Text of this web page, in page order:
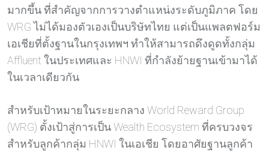
มากขึ้น ที่สำคัญจากการวางตำแหน่งระดับภูมิภาค โดย
WRG ไม่ได้มองตัวเองเป็นบริษัทไทย แต่เป็นแพลตฟอร์ม
เอเชียที่ตั้งฐานในกรุงเทพฯ ทำให้สามารถดึงดูดทั้งกลุ่ม
Affluent ในประเทศและ HNWI ที่กำลังย้ายฐานเข้ามาได้
ในเวลาเดียวกัน
สำหรับเป้าหมายในระยะกลาง World Reward Group
(WRG) ตั้งเป้าสู่การเป็น Wealth Ecosystem ที่ครบวงจร
สำหรับลูกค้ากลุ่ม HNWI ในเอเชีย โดยอาศัยฐานลูกค้า